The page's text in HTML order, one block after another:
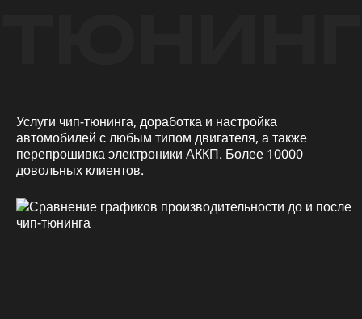
Услуги чип-тюнинга, доработка и настройка
автомобилей с любым типом двигателя, а также
перепрошивка электроники АККП. Более 10000
довольных клиентов.